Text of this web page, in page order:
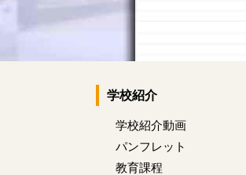
学校紹介
学校紹介動画
パンフレット
教育課程